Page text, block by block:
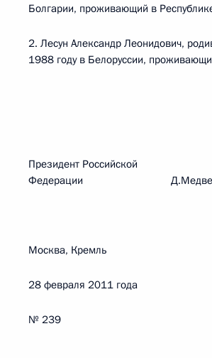
Болгарии, проживающий в
2. Лесун Александр Леонидович,
1988 году в Белоруссии,
Президент Российской
Федерации
Москва, Кремль
28 февраля 2011 года
№ 239